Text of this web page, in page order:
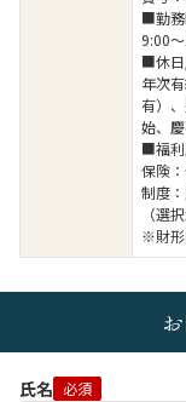
■勤
9:00
■休
年次
有）
始、
■福
保険
制度
（選
※財形
氏名 必須